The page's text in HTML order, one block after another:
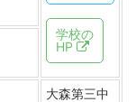
学校の
HP
大森第三中